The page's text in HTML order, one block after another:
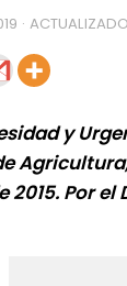
· ACTUALIZADO
y
Por el